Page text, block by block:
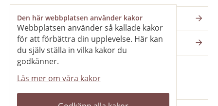
Den här webbplatsen använder kakor
Webbplatsen använder så kallade kakor
för att förbättra din upplevelse. Här kan
du själv ställa in vilka kakor du
godkänner.
Läs mer om våra kakor
Nyhetsbrev
Pressrum
Våra webbplatser